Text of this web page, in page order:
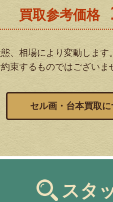
買取参考価格
、相場により変動します。
束するものではございま
セル画・台本買取
スタ